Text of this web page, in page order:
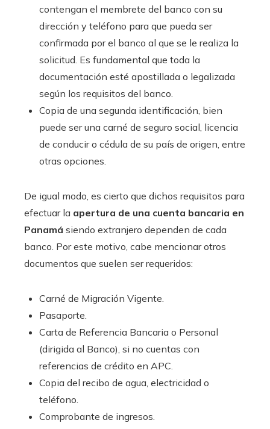
contengan el membrete del banco con su
dirección y teléfono para que pueda ser
confirmada por el banco al que se le realiza la
solicitud. Es fundamental que toda la
documentación esté apostillada o legalizada
según los requisitos del banco.
Copia de una segunda identificación, bien
puede ser una carné de seguro social, licencia
de conducir o cédula de su país de origen, entre
otras opciones.
De igual modo, es cierto que dichos requisitos para
efectuar la apertura de una cuenta bancaria en
Panamá siendo extranjero dependen de cada
banco. Por este motivo, cabe mencionar otros
documentos que suelen ser requeridos:
Carné de Migración Vigente.
Pasaporte.
Carta de Referencia Bancaria o Personal
(dirigida al Banco), si no cuentas con
referencias de crédito en APC.
Copia del recibo de agua, electricidad o
teléfono.
Comprobante de ingresos.